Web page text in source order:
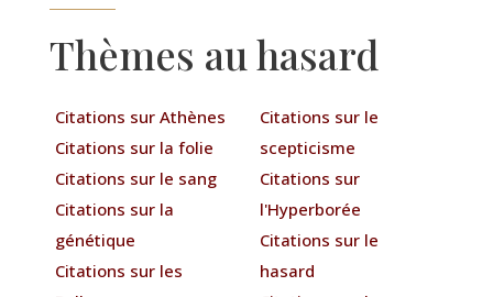
Thèmes au hasard
Citations sur Athènes
Citations sur la folie
Citations sur le sang
Citations sur la
génétique
Citations sur les
Citations sur le
scepticisme
Citations sur
l'Hyperborée
Citations sur le
hasard